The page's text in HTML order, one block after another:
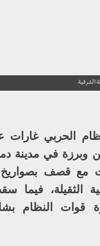
الشرقية
الحربي غارات
وبرزة في مدينة
مع قصف بصواريخ
الثقيلة،
قوات النظام